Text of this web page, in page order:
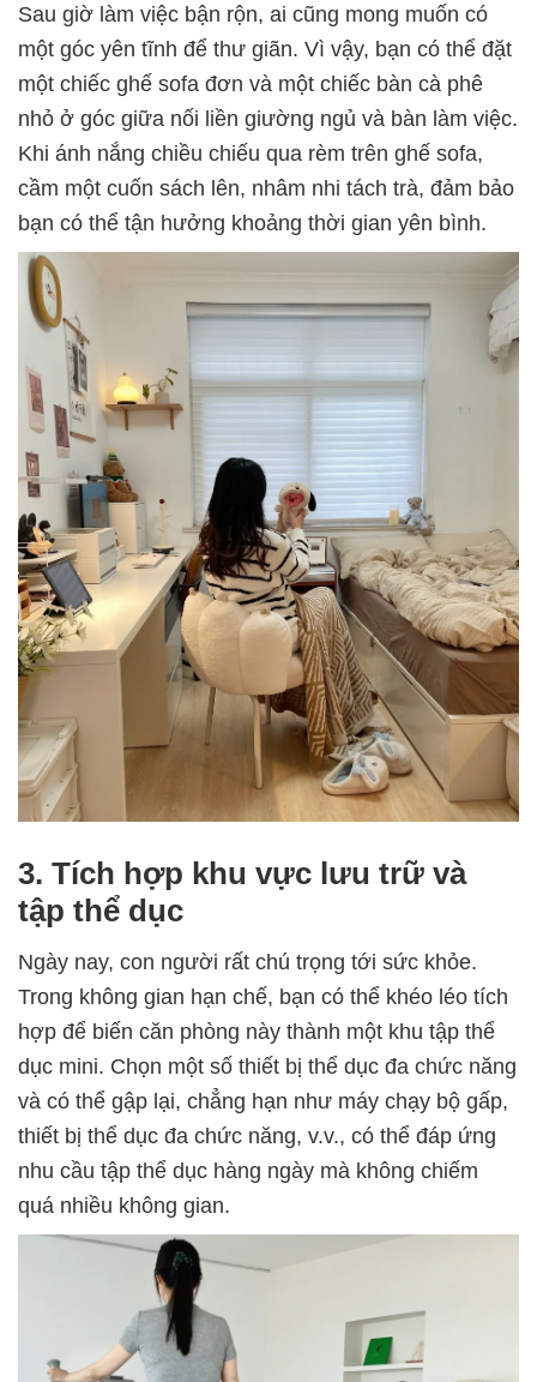
Sau giờ làm việc bận rộn, ai cũng mong muốn có
một góc yên tĩnh để thư giãn. Vì vậy, bạn có thể đặt
một chiếc ghế sofa đơn và một chiếc bàn cà phê
nhỏ ở góc giữa nối liền giường ngủ và bàn làm việc.
Khi ánh nắng chiều chiếu qua rèm trên ghế sofa,
cầm một cuốn sách lên, nhâm nhi tách trà, đảm bảo
bạn có thể tận hưởng khoảng thời gian yên bình.
3. Tích hợp khu vực lưu trữ và
tập thể dục
Ngày nay, con người rất chú trọng tới sức khỏe.
Trong không gian hạn chế, bạn có thể khéo léo tích
hợp để biến căn phòng này thành một khu tập thể
dục mini. Chọn một số thiết bị thể dục đa chức năng
và có thể gập lại, chẳng hạn như máy chạy bộ gấp,
thiết bị thể dục đa chức năng, v.v., có thể đáp ứng
nhu cầu tập thể dục hàng ngày mà không chiếm
quá nhiều không gian.